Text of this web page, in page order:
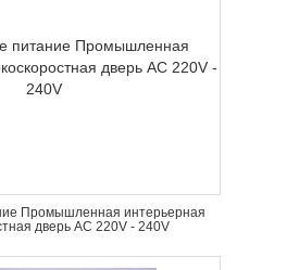
Промышленная интерьерная
дверь AC 220V - 240V